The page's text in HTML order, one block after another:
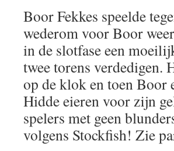
Boor Fekkes speelde
wederom voor Boor
in de slotfase een
twee torens verdedigen.
op de klok en toen Boor
Hidde eieren voor zijn
spelers met geen
volgens Stockfish! Zie